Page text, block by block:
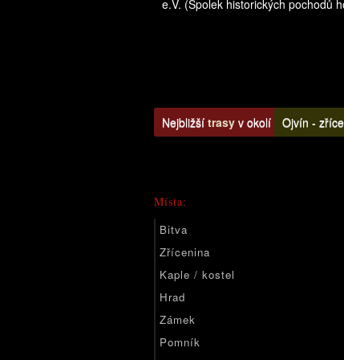
e.V. (Spolek historických pochodů
Nejbližší trasy v okolí Ojvín -
Místa:
Bitva
Zřícenina
Kaple / kostel
Hrad
Zámek
Pomník